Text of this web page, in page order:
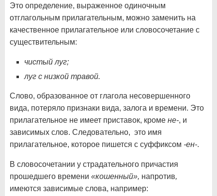
Это определение, выраженное одиночным
отглагольным прилагательным, можно заменить на
качественное прилагательное или словосочетание с
существительным:
чистый луг;
луг с низкой травой.
Слово, образованное от глагола несовершенного
вида, потеряло признаки вида, залога и времени. Это
прилагательное не имеет приставок, кроме не-, и
зависимых слов. Следовательно, это имя
прилагательное, которое пишется с суффиксом -ен-.
В словосочетании у страдательного причастия
прошедшего времени «кошенный», напротив,
имеются зависимые слова, например: